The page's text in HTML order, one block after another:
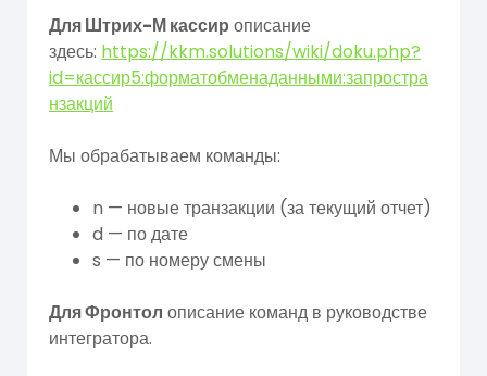
Для Штрих-М кассир описание
здесь: https://kkm.solutions/wiki/doku.php?
id=кассир5:форматобменаданными:запростра
нзакций
Мы обрабатываем команды:
n — новые транзакции (за текущий отчет)
d — по дате
s — по номеру смены
Для Фронтол описание команд в руководстве
интегратора.